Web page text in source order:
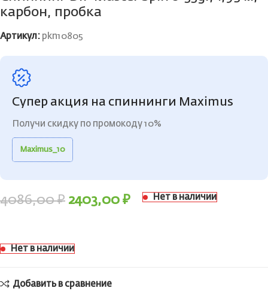
карбон, пробка
Артикул: pkn10805
Супер акция на спиннинги Maximus
Получи скидку по промокоду 10%
Maximus_10
4086,00₽ 2403,00 ₽ Нет в наличии
Нет в наличии
Добавить в сравнение